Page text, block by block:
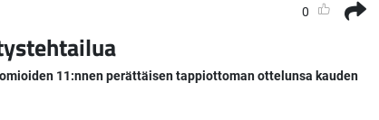
0
11:nnen perättäisen tappiottoman ottelunsa kauden